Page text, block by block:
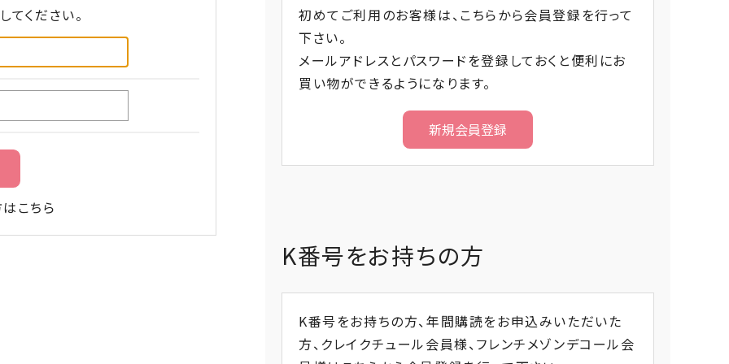
ください。
こちら
初めてご利用のお客様は、こちらから会員登録を行って
下さい。
メールアドレスとパスワードを登録しておくと便利にお
買い物ができるようになります。
K番号をお持ちの方
K番号をお持ちの方、年間購読をお申込みいただいた
方、 クレイクチュール会員様、フレンチメゾンデコール会